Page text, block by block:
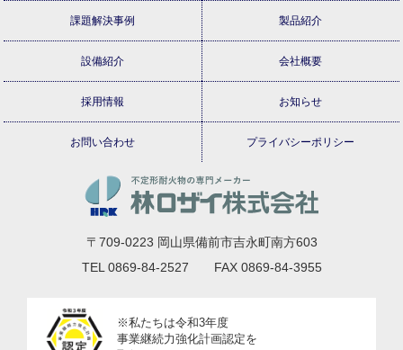
課題解決事例 製品紹介
設備紹介 会社概要
採用情報 お知らせ
お問い合わせ プライバシーポリシー
〒709-0223 岡山県備前市吉永町南方603
TEL 0869-84-2527 FAX 0869-84-3955
※私たちは令和3年度
事業継続力強化計画認定を